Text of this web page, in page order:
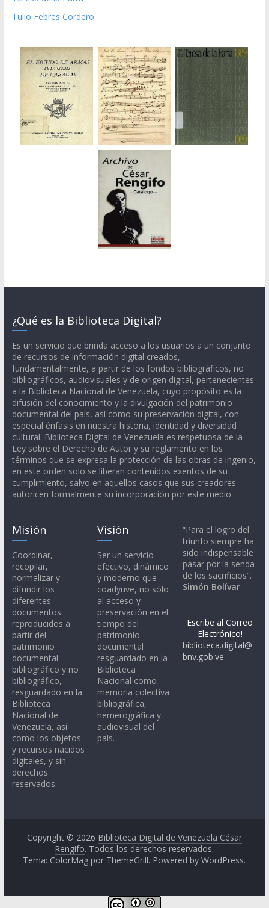
Tulio Febres Cordero
¿Qué es la Biblioteca Digital?
Es un servicio que brinda acceso a los usuarios a un conjunto
de recursos de información digital creados,
fundamentalmente, a partir de los fondos bibliográficos, no
bibliográficos, audiovisuales y de origen digital, pertenecientes
a la Biblioteca Nacional de Venezuela, cuyo propósito es la
difusión del conocimiento y la divulgación del patrimonio
documental del país, así como su preservación digital, con
especial énfasis en nuestra historia, identidad y diversidad
cultural. Biblioteca Digital de Venezuela es respetuosa de la
Ley sobre el Derecho de Autor y su reglamento en los
términos que se expresa la protección de las obras de ingenio,
en este orden solo se liberan contenidos exentos de su
cumplimiento, salvo en aquellos casos que sus creadores
autoricen formalmente su incorporación por este medio
Misión
Coordinar,
recopilar,
normalizar y
difundir los
diferentes
documentos
reproducidos a
partir del
patrimonio
documental
bibliográfico y no
bibliográfico,
resguardado en la
Biblioteca
Nacional de
Venezuela, así
como los objetos
y recursos nacidos
digitales, y sin
derechos
reservados.
Visión
Ser un servicio
efectivo, dinámico
y moderno que
coadyuve, no sólo
al acceso y
preservación en el
tiempo del
patrimonio
documental
resguardado en la
Biblioteca
Nacional como
memoria colectiva
bibliográfica,
hemerográfica y
audiovisual del
país.
“Para el logro del
triunfo siempre ha
sido indispensable
pasar por la senda
de los sacrificios”.
Simón Bolívar
Escribe al Correo
Electrónico!
biblioteca.digital@
bnv.gob.ve
Copyright © 2026 Biblioteca Digital de Venezuela César
Rengifo. Todos los derechos reservados.
Tema: ColorMag por ThemeGrill. Powered byWordPress.